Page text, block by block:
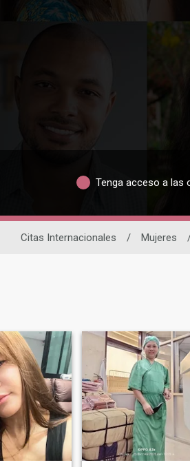
Tenga acceso a las
Citas Internacionales / Mujeres